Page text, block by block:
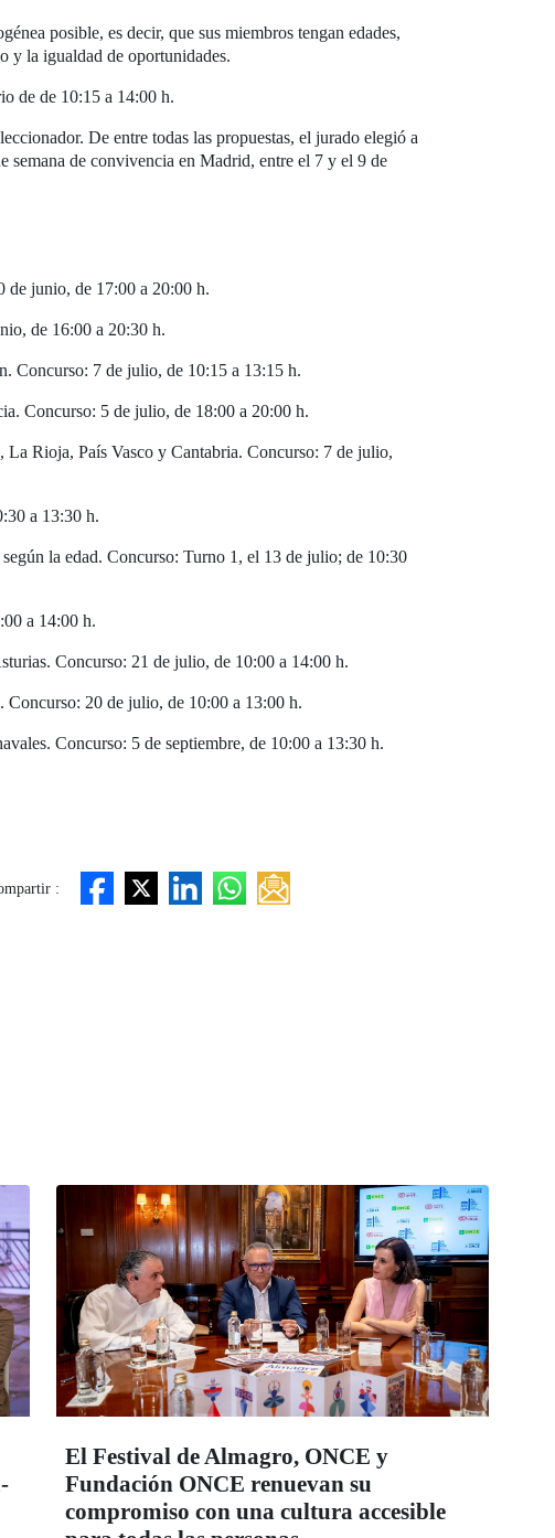
posible, es decir, que sus miembros tengan edades,
y la igualdad de oportunidades.
de de 10:15 a 14:00 h.
De entre todas las propuestas, el jurado elegió a
semana de convivencia en Madrid, entre el 7 y el 9 de
junio, de 17:00 a 20:00 h.
de 16:00 a 20:30 h.
Concurso: 7 de julio, de 10:15 a 13:15 h.
Concurso: 5 de julio, de 18:00 a 20:00 h.
Rioja, País Vasco y Cantabria. Concurso: 7 de julio,
a 13:30 h.
la edad. Concurso: Turno 1, el 13 de julio; de 10:30
a 14:00 h.
Concurso: 21 de julio, de 10:00 a 14:00 h.
Concurso: 20 de julio, de 10:00 a 13:00 h.
Concurso: 5 de septiembre, de 10:00 a 13:30 h.
:
El Festival de Almagro, ONCE y
Fundación ONCE renuevan su
compromiso con una cultura accesible